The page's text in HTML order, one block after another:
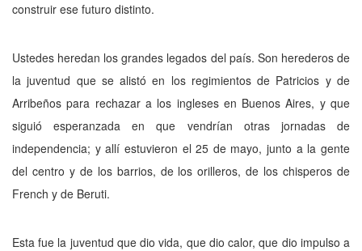
construir ese futuro distinto.
Ustedes heredan los grandes legados del país. Son herederos de
la juventud que se alis­tó en los regimientos de Patricios y de
Arribe­ños para rechazar a los ingleses en Buenos Ai­res, y que
siguió esperanzada en que vendrían otras jornadas de
independencia; y allí estuvie­ron el 25 de mayo, junto a la gente
del centro y de los barrios, de los orilleros, de los chispe­ros de
French y de Beruti.
Esta fue la juventud que dio vida, que dio calor, que dio impulso a